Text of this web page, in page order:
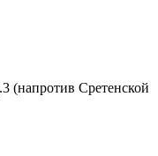
(напротив Сретенской